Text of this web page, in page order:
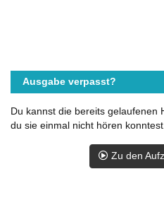
Ausgabe verpasst?
Du kannst die bereits gelaufenen
du sie einmal nicht hören konntest.
Zu den